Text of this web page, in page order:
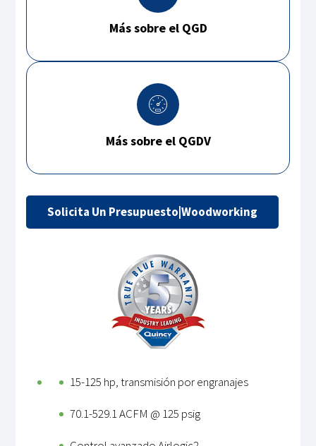
Más sobre el QGD
Más sobre el QGDV
Solicita Un Presupuesto|Woodworking
15-125 hp, transmisión por engranajes
70.1-529.1 ACFM @ 125 psig